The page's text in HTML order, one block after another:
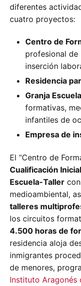
diferentes
cuatro proyectos:
Centro de
profesional
inserción
Residencia
Granja Escuela
formativas,
infantiles de
Empresa de
El “Centro de
Cualificación
Escuela-Taller
medioambiental,
talleres
los circuitos
4.500 horas de
residencia aloja
inmigrantes
de menores,
Instituto Aragonés